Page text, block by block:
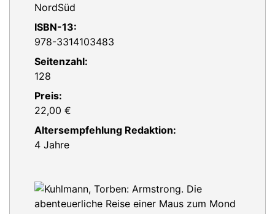
NordSüd
ISBN-13:
978-3314103483
Seitenzahl:
128
Preis:
22,00 €
Altersempfehlung Redaktion:
4 Jahre